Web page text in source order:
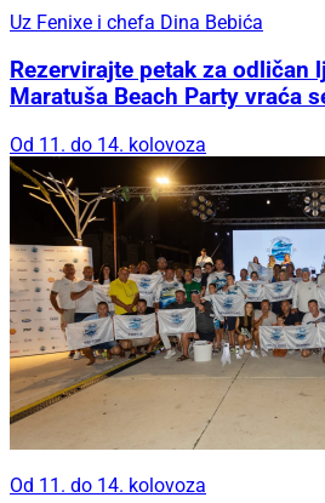
Uz Fenixe i chefa Dina Bebića
Rezervirajte petak za odličan
Maratuša Beach Party vraća
Od 11. do 14. kolovoza
Od 11. do 14. kolovoza